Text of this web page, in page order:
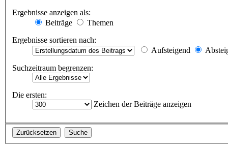
Ergebnisse anzeigen als:
Beiträge
Themen
Ergebnisse sortieren nach:
Aufsteigend
Suchzeitraum begrenzen:
Die ersten:
Zeichen der Beiträge anzeigen